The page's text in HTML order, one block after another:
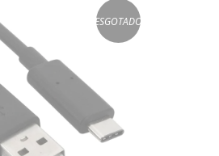
ESGOTADO